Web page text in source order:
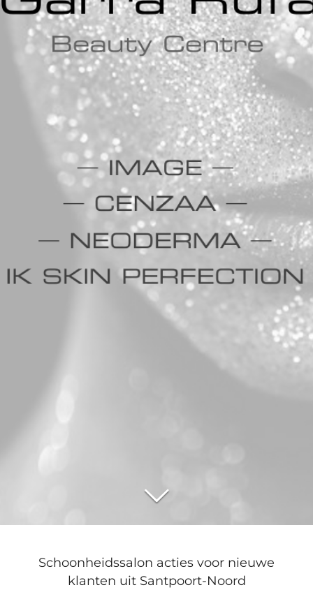
Schoonheidssalon acties voor nieuwe
klanten uit Santpoort-Noord